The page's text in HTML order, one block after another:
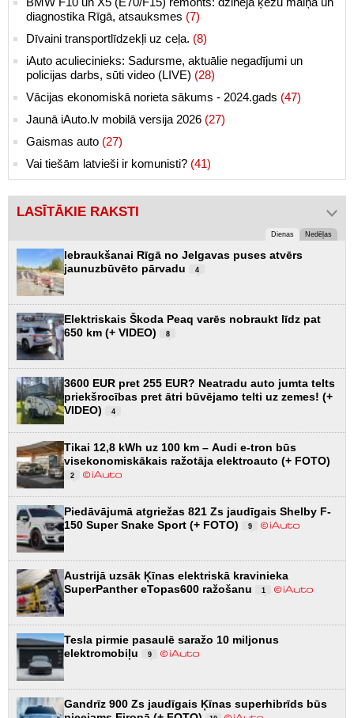
diagnostika Rīgā, atsauksmes (7)
Dīvaini transportlīdzekļi uz ceļa. (8)
iAuto aculiecinieks: Sadursme, aktuālie negadījumi un
policijas darbs, sūti video (LIVE) (28)
Vācijas ekonomiskā norieta sākums - 2024.gads (47)
Jaunā iAuto.lv mobilā versija 2026 (27)
Gaismas auto (27)
Vai tiešām latvieši ir komunisti? (41)
LASĪTĀKIE RAKSTI
Dienas Nedēļas
Iebraukšanai Rīgā no Jelgavas puses atvērs
jaunuzbūvēto pārvadu
4
Elektriskais Škoda Peaq varēs nobraukt līdz pat
650 km (+ VIDEO)
8
3600 EUR pret 255 EUR? Neatradu auto jumta telts
priekšrocības pret ātri būvējamo telti uz zemes! (+
VIDEO)
4
Tikai 12,8 kWh uz 100 km – Audi e-tron būs
visekonomiskākais ražotāja elektroauto (+ FOTO)
2
Piedāvājumā atgriežas 821 Zs jaudīgais Shelby F-
150 Super Snake Sport (+ FOTO)
9
Austrijā uzsāk Ķīnas elektriskā kravinieka
SuperPanther eTopas600 ražošanu
1
Tesla pirmie pasaulē saražo 10 miljonus
elektromobiļu
9
Gandrīz 900 Zs jaudīgais Ķīnas superhibrīds būs